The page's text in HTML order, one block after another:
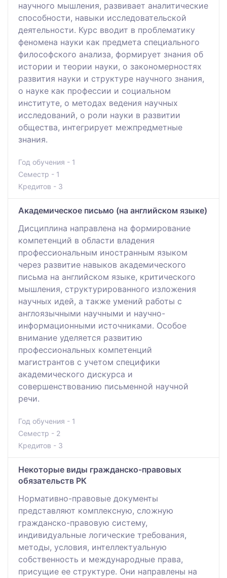
научного мышления, развивает аналитические
способности, навыки исследовательской
деятельности. Курс вводит в проблематику
феномена науки как предмета специального
философского анализа, формирует знания об
истории и теории науки, о закономерностях
развития науки и структуре научного знания,
о науке как профессии и социальном
институте, о методах ведения научных
исследований, о роли науки в развитии
общества, интегрирует межпредметные
знания.
Год обучения - 1
Семестр - 1
Кредитов - 3
Академическое письмо (на английском языке)
Дисциплина направлена на формирование
компетенций в области владения
профессиональным иностранным языком
через развитие навыков академического
письма на английском языке, критического
мышления, структурированного изложения
научных идей, а также умений работы с
англоязычными научными и научно-
информационными источниками. Особое
внимание уделяется развитию
профессиональных компетенций
магистрантов с учетом специфики
академического дискурса и
совершенствованию письменной научной
речи.
Год обучения - 1
Семестр - 2
Кредитов - 3
Некоторые виды гражданско-правовых
обязательств РК
Нормативно-правовые документы
представляют комплексную, сложную
гражданско-правовую систему,
индивидуальные логические требования,
методы, условия, интеллектуальную
собственность и международные права,
присущие ее структуре. Они направлены на